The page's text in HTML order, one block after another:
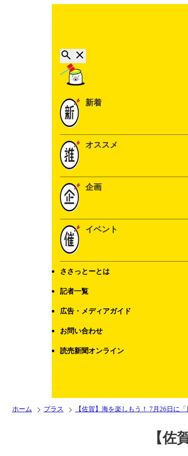
新着
オススメ
企画
イベント
ささっとーとは
記者一覧
広告・メディアガイド
お問い合わせ
読売新聞オンライン
ホーム プラス 【佐賀】海を楽しもう！ 7月26日に「
【佐